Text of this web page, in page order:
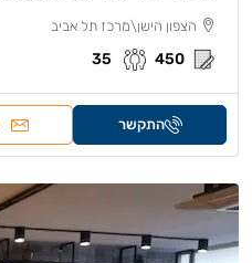
הצפון הישן\מרכז תל אביב
450
35
התקשר